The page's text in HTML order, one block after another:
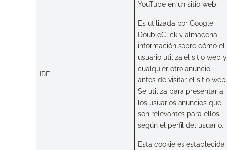
YouTube en un sitio web.
IDE
Es utilizada por Google
DoubleClick y almacena
información sobre cómo el
usuario utiliza el sitio web y
cualquier otro anuncio
antes de visitar el sitio web.
Se utiliza para presentar a
los usuarios anuncios que
son relevantes para ellos
según el perfil del usuario.
Esta cookie es establecida